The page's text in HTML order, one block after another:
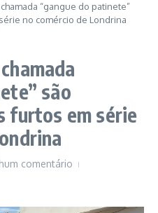
“gangue do patinete”
no comércio de Londrina
são
furtos em série
comentário